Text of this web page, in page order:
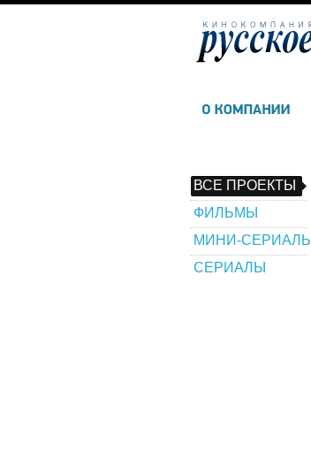
ВСЕ ПРОЕКТЫ
ФИЛЬМЫ
МИНИ-СЕРИАЛЫ
СЕРИАЛЫ